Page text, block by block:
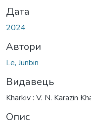
Дата
2024
Автори
Le, Junbin
Видавець
Kharkiv : V. N. Karazin
Опис